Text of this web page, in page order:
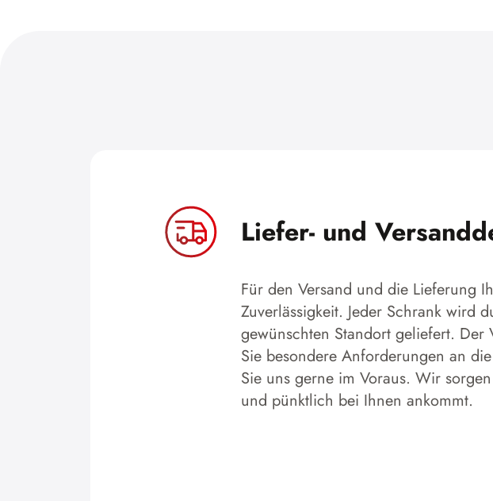
Liefer- und
Für den Versand und die Lieferung
Zuverlässigkeit. Jeder Schrank wird
gewünschten Standort geliefert. Der
Sie besondere Anforderungen an
Sie uns gerne im Voraus. Wir
und pünktlich bei Ihnen ankommt.